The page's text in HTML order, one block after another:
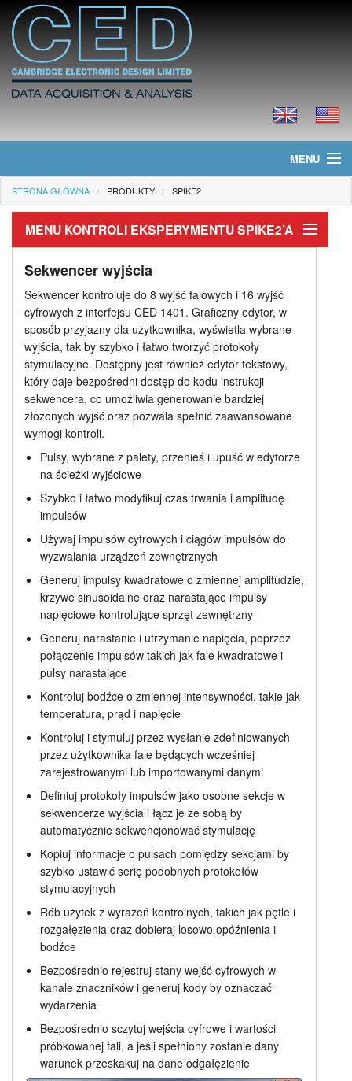
MENU
Strona główna
Informacje
Produkty
Cennik
Pliki do ściągnięcia
Samouczki
Wsparcie
STRONA GŁÓWNA PRODUKTY SPIKE2
MENU KONTROLI EKSPERYMENTU SPIKE2’A
Sekwencer wyjścia
Wyjście bodziec
Edytora tekstowego
Sekwencer wyjścia
Sekwencer kontroluje do 8 wyjść falowych i 16 wyjść
cyfrowych z interfejsu CED 1401. Graficzny edytor, w
sposób przyjazny dla użytkownika, wyświetla wybrane
wyjścia, tak by szybko i łatwo tworzyć protokoły
stymulacyjne. Dostępny jest również edytor tekstowy,
który daje bezpośredni dostęp do kodu instrukcji
sekwencera, co umożliwia generowanie bardziej
złożonych wyjść oraz pozwala spełnić zaawansowane
wymogi kontroli.
Pulsy, wybrane z palety, przenieś i upuść w edytorze
na ścieżki wyjściowe
Szybko i łatwo modyfikuj czas trwania i amplitudę
impulsów
Używaj impulsów cyfrowych i ciągów impulsów do
wyzwalania urządzeń zewnętrznych
Generuj impulsy kwadratowe o zmiennej amplitudzie,
krzywe sinusoidalne oraz narastające impulsy
napięciowe kontrolujące sprzęt zewnętrzny
Generuj narastanie i utrzymanie napięcia, poprzez
połączenie impulsów takich jak fale kwadratowe i
pulsy narastające
Kontroluj bodźce o zmiennej intensywności, takie jak
temperatura, prąd i napięcie
Kontroluj i stymuluj przez wysłanie zdefiniowanych
przez użytkownika fale będących wcześniej
zarejestrowanymi lub importowanymi danymi
Definiuj protokoły impulsów jako osobne sekcje w
sekwencerze wyjścia i łącz je ze sobą by
automatycznie sekwencjonować stymulację
Kopiuj informacje o pulsach pomiędzy sekcjami by
szybko ustawić serię podobnych protokołów
stymulacyjnych
Rób użytek z wyrażeń kontrolnych, takich jak pętle i
rozgałęzienia oraz dobieraj losowo opóźnienia i
bodźce
Bezpośrednio rejestruj stany wejść cyfrowych w
kanale znaczników i generuj kody by oznaczać
wydarzenia
Bezpośrednio sczytuj wejścia cyfrowe i wartości
próbkowanej fali, a jeśli spełniony zostanie dany
warunek przeskakuj na dane odgałęzienie